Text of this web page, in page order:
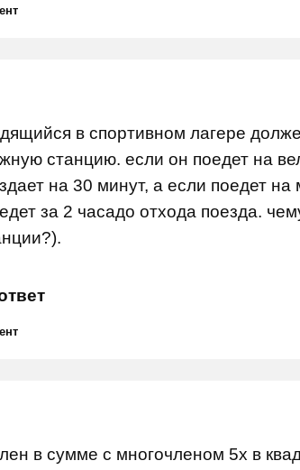
в спортивном лагере
станцию. если он поедет на
на 30 минут, а если поедет
за 2 часадо отхода поезда.
в сумме с многочленом 5x в